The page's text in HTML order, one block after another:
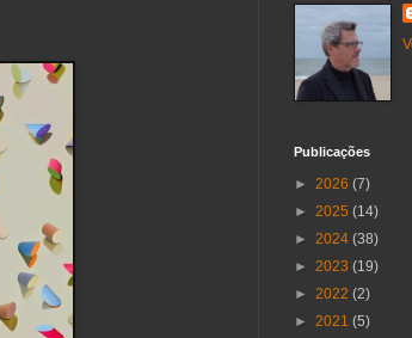
Publicações
► 2026 (7)
► 2025 (14)
► 2024 (38)
► 2023 (19)
► 2022 (2)
► 2021 (5)